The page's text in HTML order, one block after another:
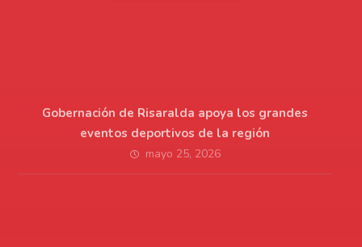
Gobernación de Risaralda apoya los grandes
eventos deportivos de la región
mayo 25, 2026